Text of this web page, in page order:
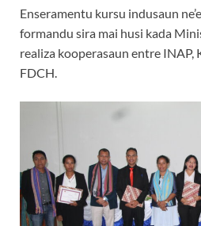
Enseramentu kursu indusaun
formandu sira mai husi kada
realiza kooperasaun entre INAP,
FDCH.